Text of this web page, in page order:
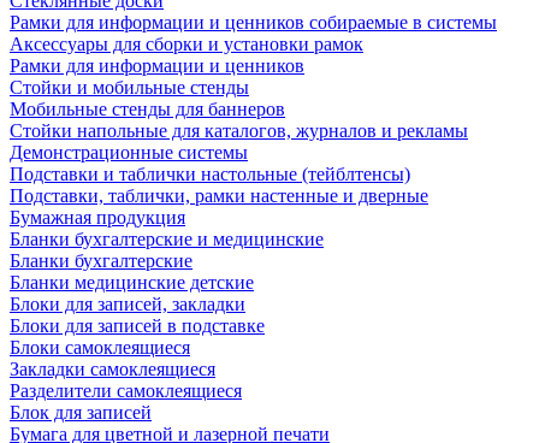
Рамки для информации и ценников собираемые в системы
Аксессуары для сборки и установки рамок
Рамки для информации и ценников
Стойки и мобильные стенды
Мобильные стенды для баннеров
Стойки напольные для каталогов, журналов и рекламы
Демонстрационные системы
Подставки и таблички настольные (тейблтенсы)
Подставки, таблички, рамки настенные и дверные
Бумажная продукция
Бланки бухгалтерские и медицинские
Бланки бухгалтерские
Бланки медицинские детские
Блоки для записей, закладки
Блоки для записей в подставке
Блоки самоклеящиеся
Закладки самоклеящиеся
Разделители самоклеящиеся
Блок для записей
Бумага для цветной и лазерной печати